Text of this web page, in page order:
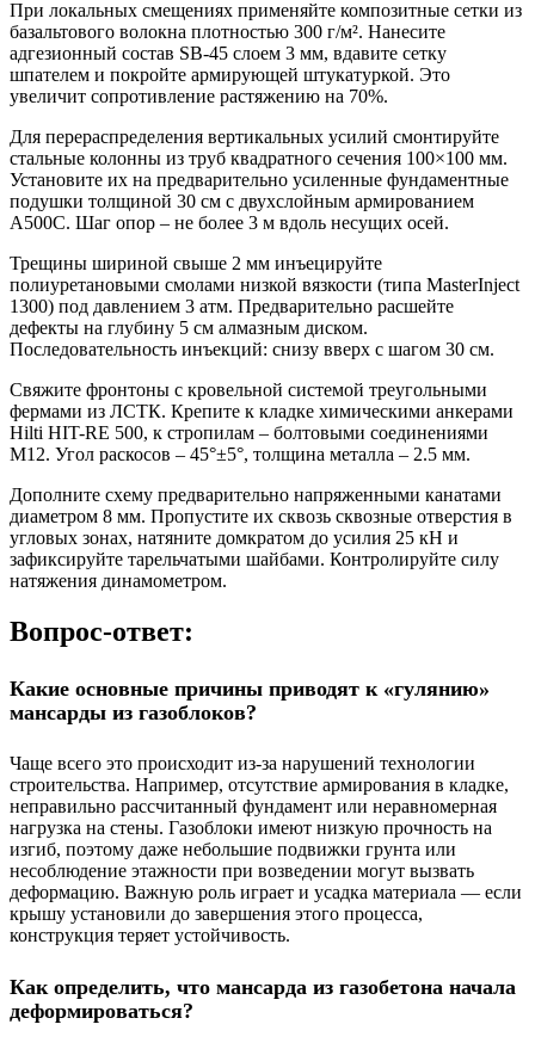
При локальных смещениях применяйте композитные сетки из
базальтового волокна плотностью 300 г/м². Нанесите
адгезионный состав SB-45 слоем 3 мм, вдавите сетку
шпателем и покройте армирующей штукатуркой. Это
увеличит сопротивление растяжению на 70%.
Для перераспределения вертикальных усилий смонтируйте
стальные колонны из труб квадратного сечения 100×100 мм.
Установите их на предварительно усиленные фундаментные
подушки толщиной 30 см с двухслойным армированием
А500С. Шаг опор – не более 3 м вдоль несущих осей.
Трещины шириной свыше 2 мм инъецируйте
полиуретановыми смолами низкой вязкости (типа MasterInject
1300) под давлением 3 атм. Предварительно расшейте
дефекты на глубину 5 см алмазным диском.
Последовательность инъекций: снизу вверх с шагом 30 см.
Свяжите фронтоны с кровельной системой треугольными
фермами из ЛСТК. Крепите к кладке химическими анкерами
Hilti HIT-RE 500, к стропилам – болтовыми соединениями
М12. Угол раскосов – 45°±5°, толщина металла – 2.5 мм.
Дополните схему предварительно напряженными канатами
диаметром 8 мм. Пропустите их сквозь сквозные отверстия в
угловых зонах, натяните домкратом до усилия 25 кН и
зафиксируйте тарельчатыми шайбами. Контролируйте силу
натяжения динамометром.
Вопрос-ответ:
Какие основные причины приводят к «гулянию»
мансарды из газоблоков?
Чаще всего это происходит из-за нарушений технологии
строительства. Например, отсутствие армирования в кладке,
неправильно рассчитанный фундамент или неравномерная
нагрузка на стены. Газоблоки имеют низкую прочность на
изгиб, поэтому даже небольшие подвижки грунта или
несоблюдение этажности при возведении могут вызвать
деформацию. Важную роль играет и усадка материала — если
крышу установили до завершения этого процесса,
конструкция теряет устойчивость.
Как определить, что мансарда из газобетона начала
деформироваться?